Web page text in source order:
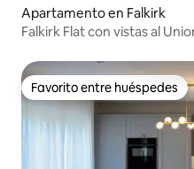
Apartamento en Falkirk
Falkirk Flat con vistas al
Favorito entre huéspedes
Favorito entre huéspedes